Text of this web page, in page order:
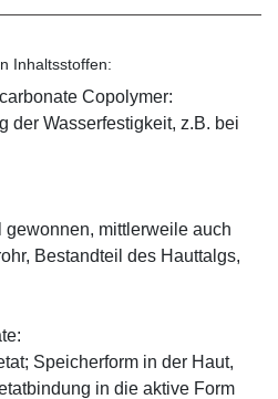
Inhaltsstoffen:
Copolymer:
der Wasserfestigkeit, z.B. bei
mittlerweile auch
Bestandteil des Hauttalgs,
Speicherform in der Haut,
in die aktive Form